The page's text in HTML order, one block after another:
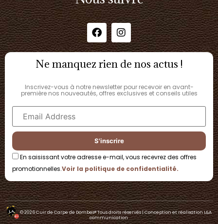
Ne manquez rien de nos actus !
Inscrivez-vous à notre newsletter pour recevoir en avant-
première nos nouveautés, offres exclusives et conseils utiles
En saisissant votre adresse e-mail, vous recevrez des offres
promotionnelles.Voir la politique de confidentialité.
© 2026 Cuir de Carpe de Dombes®​ Tous droits réservés | Conception et réalisation L&A
communication